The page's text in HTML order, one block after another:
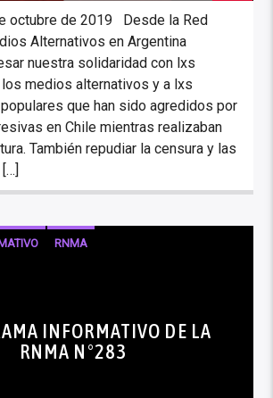
octubre de 2019 Desde la Red
Alternativos en Argentina
nuestra solidaridad con lxs
medios alternativos y a lxs
que han sido agredidos por
en Chile mientras realizaban
También repudiar la censura y las
RNMA
INFORMATIVO DE LA
RNMA N°283